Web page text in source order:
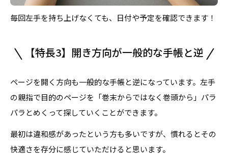
毎回左手を持ち上げなくても、日付や予定を確認できます！
【特長3】開き方向が一般的な手帳と逆
ページを開く方向も一般的な手帳と逆になっています。左手
の親指で目的のページを「巻末からではなく巻頭から」パラ
パラとめくって探していくことができます。
最初は違和感があったという方も多いですが、慣れるとその
快適さを存分に感じていただけると思います。